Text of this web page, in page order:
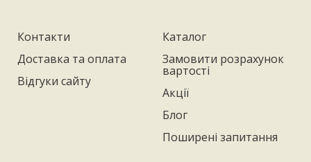
Контакти
Доставка та оплата
Відгуки сайту
Каталог
Замовити розрахунок
вартості
Акції
Блог
Поширені запитання